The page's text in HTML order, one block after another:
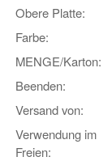
Obere Platte:
Farbe:
MENGE/Karton:
Beenden:
Versand von:
Verwendung im
Freien: